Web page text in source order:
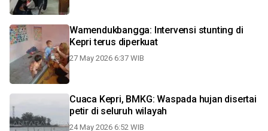
Wamendukbangga: Intervensi stunting di
Kepri terus diperkuat
27 May 2026 6:37 WIB
Cuaca Kepri, BMKG: Waspada hujan disertai
petir di seluruh wilayah
24 May 2026 6:52 WIB